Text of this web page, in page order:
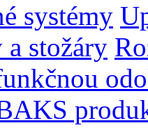
systémy
a stožáry